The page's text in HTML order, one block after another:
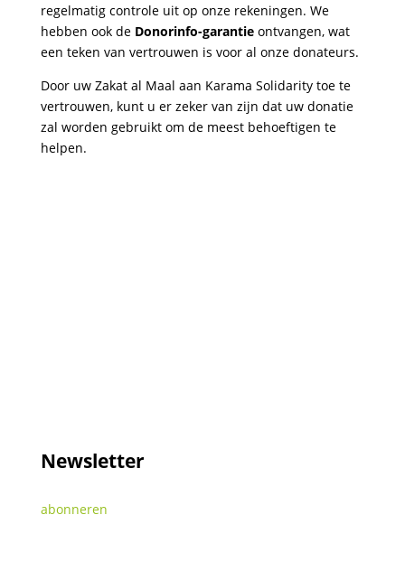
regelmatig controle uit op onze rekeningen. We
hebben ook de Donorinfo-garantieontvangen, wat
een teken van vertrouwen is voor al onze donateurs.
Door uw Zakat al Maal aan Karama Solidarity toe te
vertrouwen, kunt u er zeker van zijn dat uw donatie
zal worden gebruikt om de meest behoeftigen te
helpen.
Newsletter
abonneren